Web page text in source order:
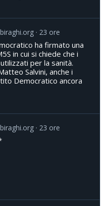
23 ore
ha firmato una
in cui si chiede che i
per la sanità.
Salvini, anche i
Democratico ancora
23 ore